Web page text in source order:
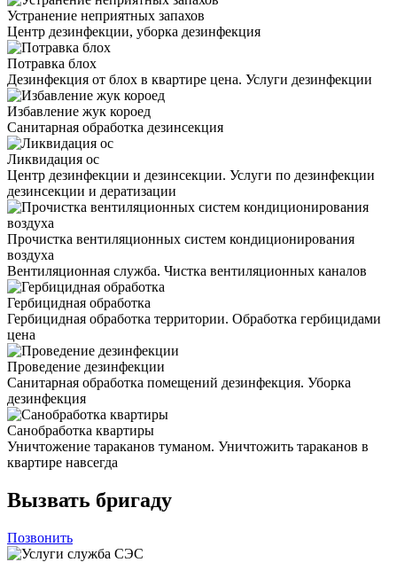
Устранение неприятных запахов
Центр дезинфекции, уборка дезинфекция
Потравка блох
Дезинфекция от блох в квартире цена. Услуги дезинфекции
Избавление жук короед
Санитарная обработка дезинсекция
Ликвидация ос
Центр дезинфекции и дезинсекции. Услуги по дезинфекции
дезинсекции и дератизации
Прочистка вентиляционных систем кондиционирования
воздуха
Вентиляционная служба. Чистка вентиляционных каналов
Гербицидная обработка
Гербицидная обработка территории. Обработка гербицидами
цена
Проведение дезинфекции
Санитарная обработка помещений дезинфекция. Уборка
дезинфекция
Санобработка квартиры
Уничтожение тараканов туманом. Уничтожить тараканов в
квартире навсегда
Вызвать бригаду
Позвонить